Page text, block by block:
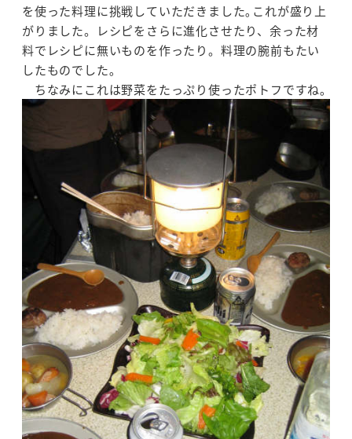
を使った料理に挑戦していただきました｡これが盛り上
がりました。レシピをさらに進化させたり、余った材
料でレシピに無いものを作ったり。料理の腕前もたい
したものでした｡
ちなみにこれは野菜をたっぷり使ったポトフですね｡